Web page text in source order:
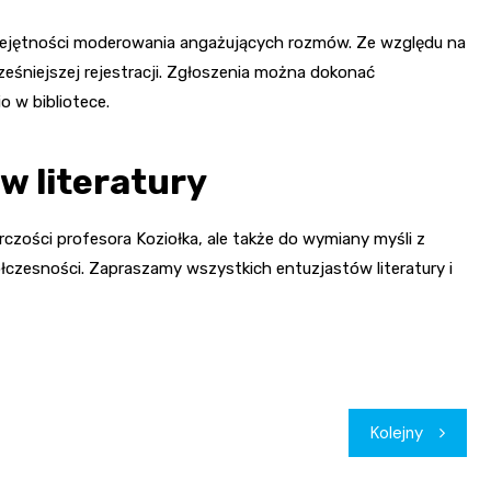
moderowania angażujących rozmów. Ze względu na
rejestracji. Zgłoszenia można dokonać
w bibliotece.
literatury
profesora Koziołka, ale także do wymiany myśli z
Zapraszamy wszystkich entuzjastów literatury i
Kolejny